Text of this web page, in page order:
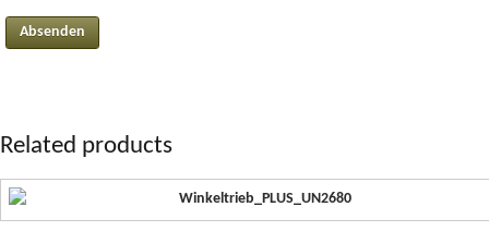
Related products